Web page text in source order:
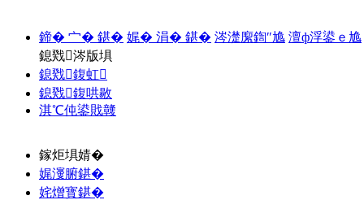
鍗� 宀� 鍖� 娓� 涓� 鍖� 涔濋緳鍧″尯 澶ф浮鍙ｅ尯
鎴戣涔版埧
鎴戣鍑虹
鎴戣鍑哄敭
淇℃伅鍙戝竷
鎵炬埧婧�
娓濅腑鍖�
姹熷寳鍖�